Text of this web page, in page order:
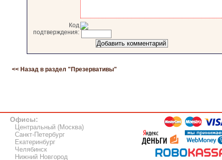
Код
подтверждения:
<< Назад в раздел " Презервативы"
Офисы:
Центральный (Москва)
Санкт-Петербург
Екатеринбург
Челябинск
Нижний Новгород